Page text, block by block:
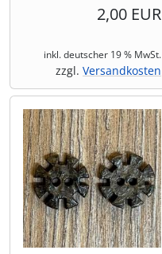
2,00 EUR
inkl. deutscher 19 % MwSt.
zzgl. Versandkosten